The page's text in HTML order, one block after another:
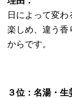
日によって変
楽しめ、違う香
からです。
３位：名湯・生